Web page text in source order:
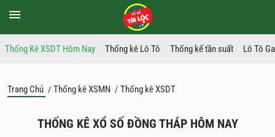
Thống Kê XSDT Hôm Nay Thống kê Lô Tô Thống kế tần suất Lô Tô
Trang Chủ / Thống kê XSMN / Thống kê XSDT
THỐNG KÊ XỔ SỐ ĐỒNG THÁP HÔM NAY